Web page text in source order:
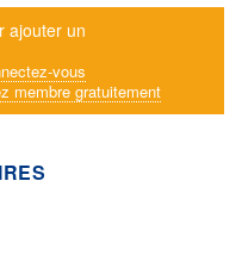
ajouter un
vous
membre gratuitement